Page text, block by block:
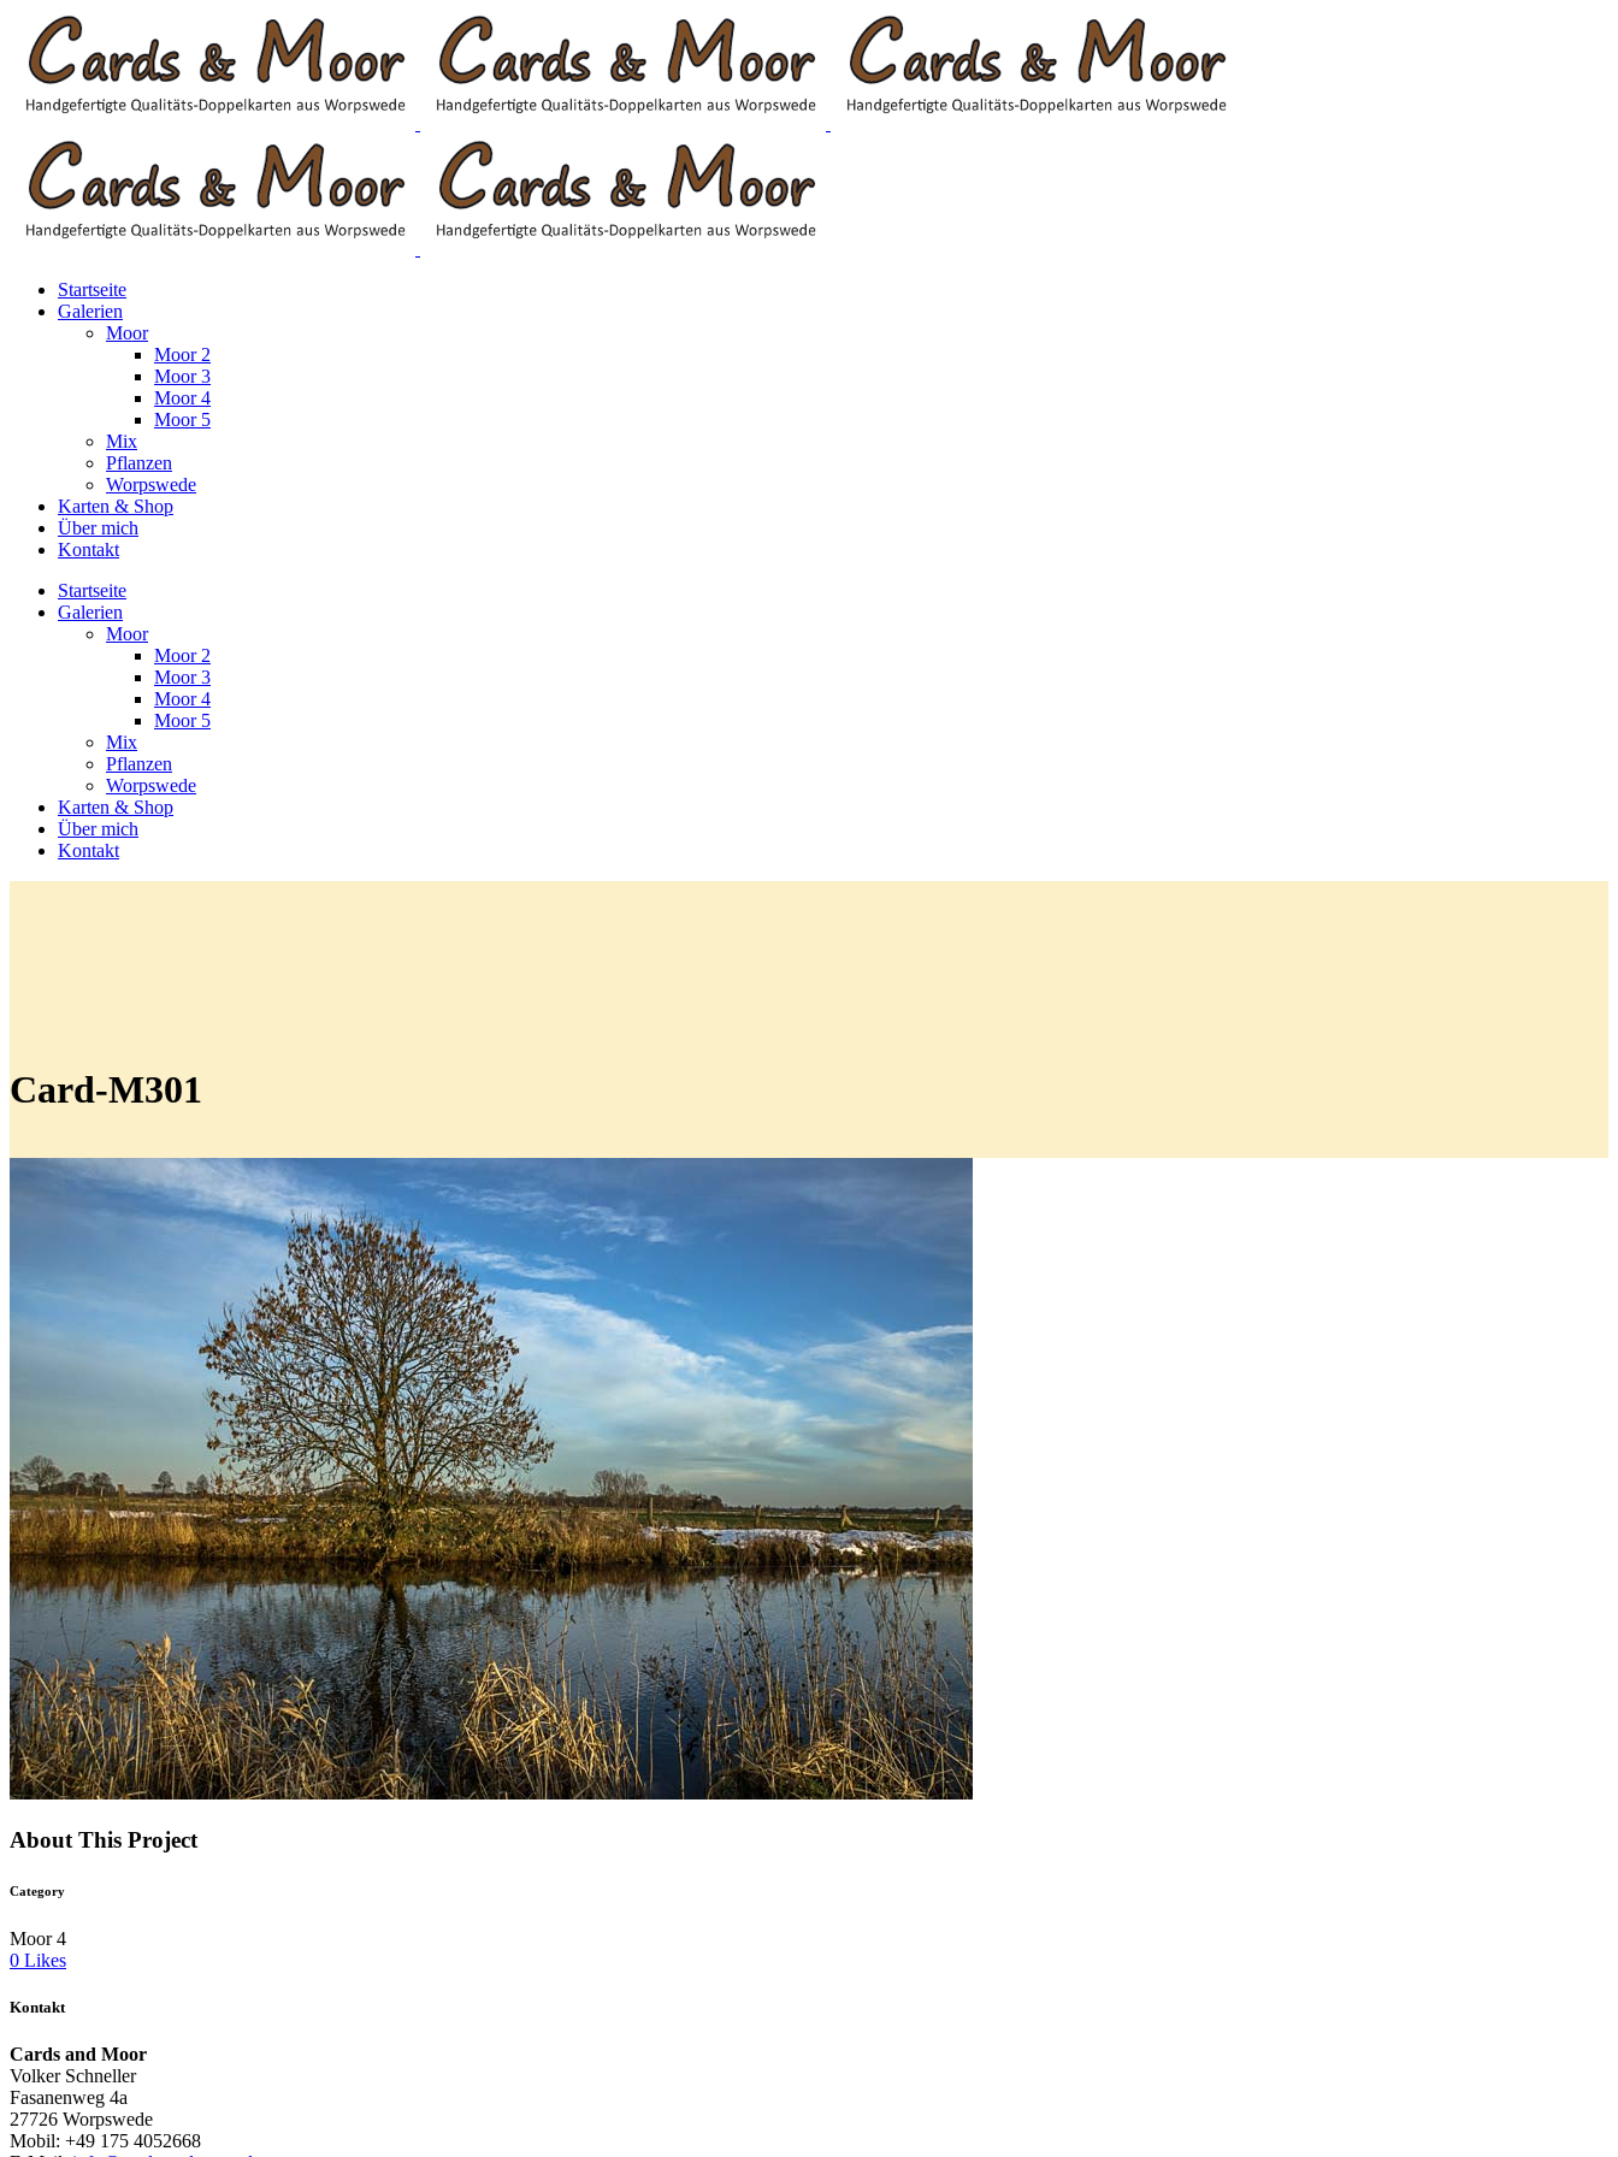
Startseite
Galerien
Moor
Moor 2
Moor 3
Moor 4
Moor 5
Mix
Pflanzen
Worpswede
Karten & Shop
Über mich
Kontakt
Startseite
Galerien
Moor
Moor 2
Moor 3
Moor 4
Moor 5
Mix
Pflanzen
Worpswede
Karten & Shop
Über mich
Kontakt
Card-M301
About This Project
Category
Moor 4
0 Likes
Kontakt
Cards and Moor
Volker Schneller
Fasanenweg 4a
27726 Worpswede
Mobil: +49 175 4052668